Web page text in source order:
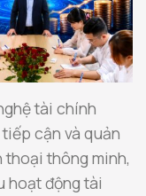
tài chính
cận và quản
thông minh,
hoạt động tài